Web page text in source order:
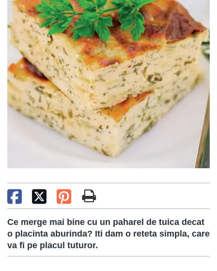
Ce merge mai bine cu un paharel de tuica decat
o placinta aburinda? Iti dam o reteta simpla, care
va fi pe placul tuturor.